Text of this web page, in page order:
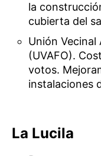
la
cubierta del
Unión Vecinal
(UVAFO).
votos.
instalaciones
La Lucila